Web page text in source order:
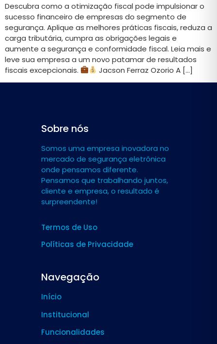
Descubra como a otimização fiscal pode impulsionar o
sucesso financeiro de empresas do segmento de
segurança. Aplique as melhores práticas fiscais, reduza a
carga tributária, cumpra as obrigações legais e
aumente a segurança e conformidade fiscal. Leia mais e
leve sua empresa a um novo patamar de resultados
fiscais excepcionais.
Jacson Ferraz Ozorio A […]
Sobre nós
Somos uma empresa inovadora no
mercado de segurança eletrônica
onde pensamos diferente.
Pensamos que trabalhando juntos,
cliente e empresa, o resultado é
surpreendente!
Termos de Uso
Políticas de Privacidade
Navegação
Início
Institucional
Funcionalidades